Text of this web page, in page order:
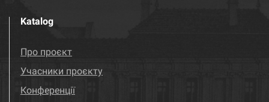
Katalog
Про проєкт
Учасники проєкту
Конференції